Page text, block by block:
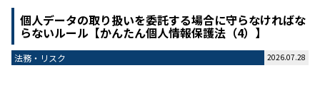
個人データの取り扱いを委託する場合に守らなければな
らないルール【かんたん個人情報保護法（4）】
法務・リスク 2026.07.28